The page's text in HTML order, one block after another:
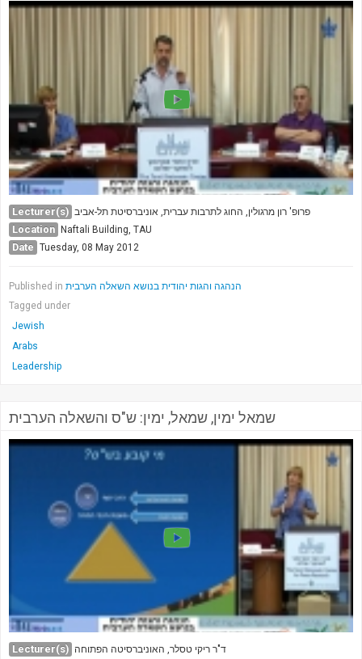
Lecturer(s) פרופ' רון מרגולין, החוג לתרבות עברית, אוניברסיטת תל-אביב
Location Naftali Building, TAU
Date Tuesday, 08 May 2012
Published in הנהגה והגות יהודית בנושא השאלה הערבית
Tagged under
Jewish
Arabs
Leadership
שמאל ימין, שמאל, ימין: ש"ס והשאלה הערבית
Lecturer(s) ד"ר ריקי טסלר, האוניברסיטה הפתוחה